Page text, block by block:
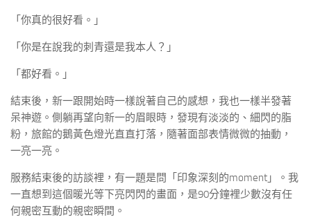
「你真的很好看。」
「你是在說我的刺青還是我本人？」
「都好看。」
結束後，新一跟開始時一樣說著自己的感想，我也一樣半發著
呆神遊。側躺再望向新一的眉眼時，發現有淡淡的、細閃的脂
粉，旅館的鵝黃色燈光直直打落，隨著面部表情微微的抽動，
一亮一亮。
服務結束後的訪談裡，有一題是問「印象深刻的moment」。我
一直想到這個暖光等下亮閃閃的畫面，是90分鐘裡少數沒有任
何親密互動的親密瞬間。